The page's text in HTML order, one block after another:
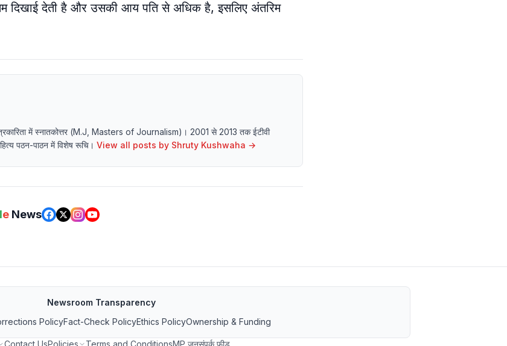
दिखाई देती है और उसकी आय पति से अधिक है, इसलिए अंतरिम
पत्रकारिता में स्नातकोत्तर (M.J, Masters of Journalism)। 2001 से 2013 तक ईटीवी
पठन-पाठन में विशेष रूचि। View all posts by Shruty Kushwaha →
le News
Newsroom Transparency
PolicyFact-Check PolicyEthics PolicyOwnership & Funding
Contact UsPolicies Terms and ConditionsMP जनसंपर्क फीड